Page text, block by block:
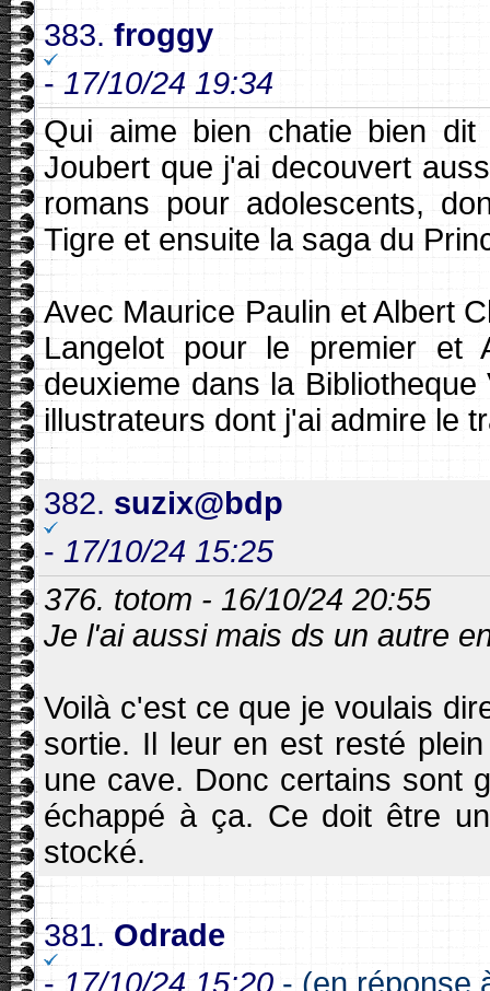
383. froggy
-17/10/24 19:34
Qui aime bien chatie bien dit
Joubert que j'ai decouvert
romans pour adolescents,
Tigre et ensuite la saga du
Avec Maurice Paulin et Albert
Langelot pour le premier et
deuxieme dans la
illustrateurs dont j'ai admire le
382. suzix@bdp
- 17/10/24 15:25
376. totom - 16/10/24 20:55
Je l'ai aussi mais ds un autre
Voilà c'est ce que je voulais
sortie. Il leur en est resté
une cave. Donc certains sont
échappé à ça. Ce doit être
stocké.
381. Odrade
- 17/10/24 15:20 - (en réponse